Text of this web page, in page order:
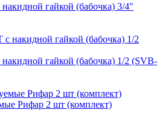
гайкой (бабочка) 3/4"
гайкой (бабочка) 1/2 (SVB-
Рифар 2 шт (комплект)